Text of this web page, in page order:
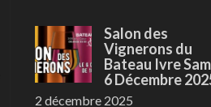
Salon des
Vignerons du
Bateau Ivre
6 Décembre
2 décembre 2025